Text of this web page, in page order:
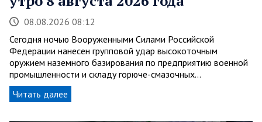
08.08.2026 08:12
Сегодня ночью Вооруженными Силами Российской
Федерации нанесен групповой удар высокоточным
оружием наземного базирования по предприятию военной
промышленности и складу горюче-смазочных…
Читать далее